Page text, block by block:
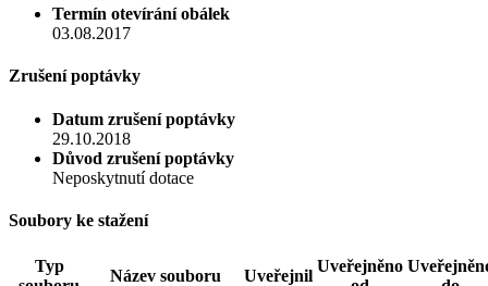
Termín otevírání obálek
03.08.2017
Zrušení poptávky
Datum zrušení poptávky
29.10.2018
Důvod zrušení poptávky
Neposkytnutí dotace
Soubory ke stažení
Typ
Název souboru Uveřejnil
Uveřejněno